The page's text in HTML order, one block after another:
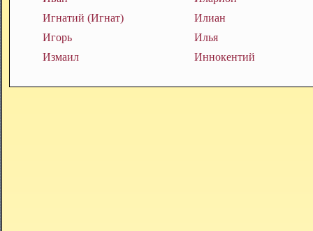
Игнатий (Игнат)
Игорь
Измаил
Илиан
Илья
Иннокентий